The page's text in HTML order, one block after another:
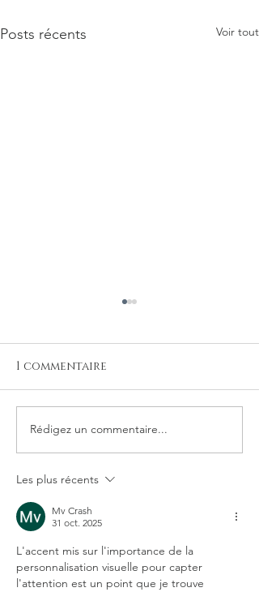
Posts récents Voir tout
Podcast #26 "Devenir
Chef.fe de sa Vie",
Sophie Plumer,
Dirigeants
1 commentaire
Rédigez un commentaire...
Les plus récents
Mv Crash
31 oct. 2025
L'accent mis sur l'importance de la
personnalisation visuelle pour capter
l'attention est un point que je trouve